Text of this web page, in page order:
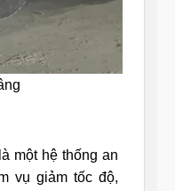
một hệ thống an
vụ giảm tốc độ,